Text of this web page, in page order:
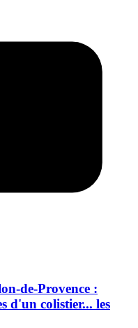
de-Provence :
d'un colistier... les